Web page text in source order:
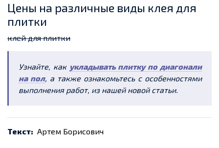
Цены на различные виды клея для
плитки
клей для плитки
Узнайте, как укладывать плитку по диагонали
на пол, а также ознакомьтесь с особенностями
выполнения работ, из нашей новой статьи.
Текст: Артем Борисович